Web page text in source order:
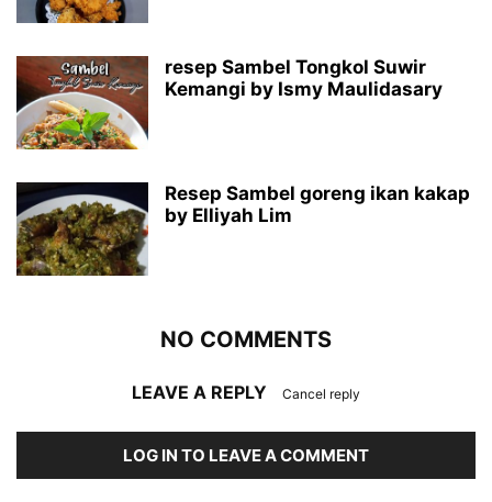
resep Sambel Tongkol Suwir
Kemangi by Ismy Maulidasary
Resep Sambel goreng ikan kakap
by Elliyah Lim
NO COMMENTS
LEAVE A REPLY Cancel reply
LOG IN TO LEAVE A COMMENT